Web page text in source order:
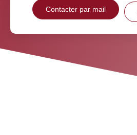
Contacter par mail